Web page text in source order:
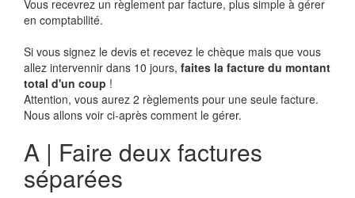
Vous recevrez un règlement par facture, plus simple à gérer
en comptabilité.
Si vous signez le devis et recevez le chèque mais que vous
allez intervennir dans 10 jours, faites la facture du montant
total d'un coup !
Attention, vous aurez 2 règlements pour une seule facture.
Nous allons voir ci-après comment le gérer.
A | Faire deux factures
séparées